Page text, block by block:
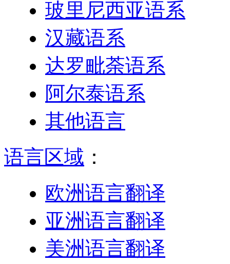
玻里尼西亚语系
汉藏语系
达罗毗荼语系
阿尔泰语系
其他语言
语言区域 ：
欧洲语言翻译
亚洲语言翻译
美洲语言翻译